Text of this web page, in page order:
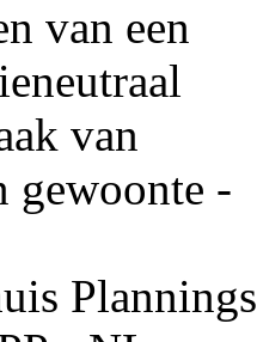
van een
van
gewoonte -
Plannings